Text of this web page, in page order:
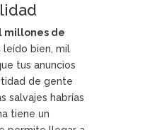
millones de
leído bien, mil
tus anuncios
de gente
salvajes habrías
tiene un